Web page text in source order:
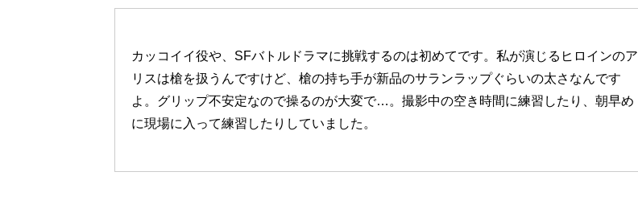
カッコイイ役や、SFバトルドラマに挑戦するのは初めてです。私が演じるヒロインのア
リスは槍を扱うんですけど、槍の持ち手が新品のサランラップぐらいの太さなんです
よ。グリップ不安定なので操るのが大変で…。撮影中の空き時間に練習したり、朝早め
に現場に入って練習したりしていました。